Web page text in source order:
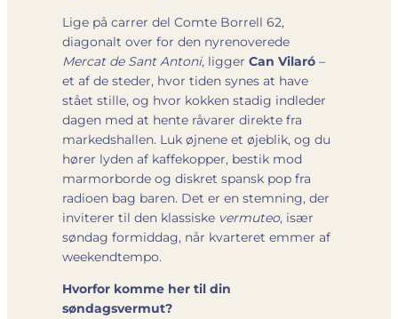
Lige på carrer del Comte Borrell 62,
diagonalt over for den nyrenoverede
Mercat de Sant Antoni, ligger Can Vilaró –
et af de steder, hvor tiden synes at have
stået stille, og hvor kokken stadig indleder
dagen med at hente råvarer direkte fra
markedshallen. Luk øjnene et øjeblik, og du
hører lyden af kaffekopper, bestik mod
marmorborde og diskret spansk pop fra
radioen bag baren. Det er en stemning, der
inviterer til den klassiske vermuteo, især
søndag formiddag, når kvarteret emmer af
weekendtempo.
Hvorfor komme her til din
søndagsvermut?